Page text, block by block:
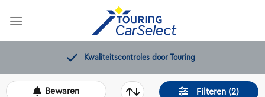
Kwaliteitscontroles door Touring
Filteren (2)
Bewaren